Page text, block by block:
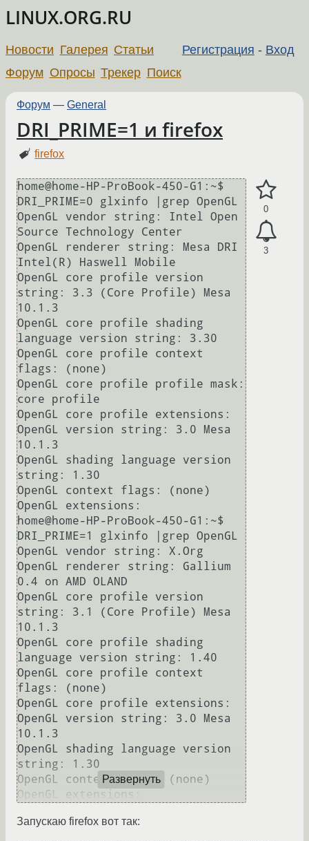
LINUX.ORG.RU
Регистрация - Вход
Новости Галерея Статьи
Форум Опросы Трекер Поиск
Форум — General
DRI_PRIME=1 и firefox
firefox
0
3
home@home-HP-ProBook-450-G1:~$
DRI_PRIME=0 glxinfo |grep OpenGL
OpenGL vendor string: Intel Open
Source Technology Center
OpenGL renderer string: Mesa DRI
Intel(R) Haswell Mobile
OpenGL core profile version
string: 3.3 (Core Profile) Mesa
10.1.3
OpenGL core profile shading
language version string: 3.30
OpenGL core profile context
flags: (none)
OpenGL core profile profile mask:
core profile
OpenGL core profile extensions:
OpenGL version string: 3.0 Mesa
10.1.3
OpenGL shading language version
string: 1.30
OpenGL context flags: (none)
OpenGL extensions:
home@home-HP-ProBook-450-G1:~$
DRI_PRIME=1 glxinfo |grep OpenGL
OpenGL vendor string: X.Org
OpenGL renderer string: Gallium
0.4 on AMD OLAND
OpenGL core profile version
string: 3.1 (Core Profile) Mesa
10.1.3
OpenGL core profile shading
language version string: 1.40
OpenGL core profile context
flags: (none)
OpenGL core profile extensions:
OpenGL version string: 3.0 Mesa
10.1.3
OpenGL shading language version
string: 1.30
OpenGL context flags: (none)
Развернуть
Запускаю firefox вот так: